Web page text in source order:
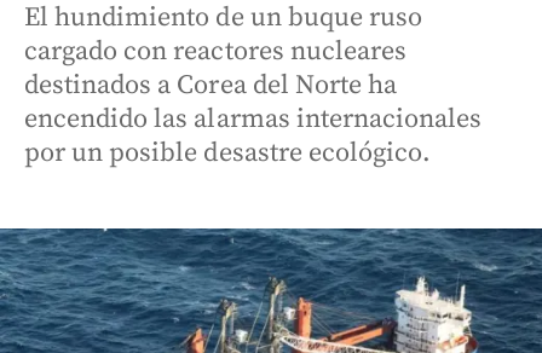
El hundimiento de un buque ruso
cargado con reactores nucleares
destinados a Corea del Norte ha
encendido las alarmas internacionales
por un posible desastre ecológico.